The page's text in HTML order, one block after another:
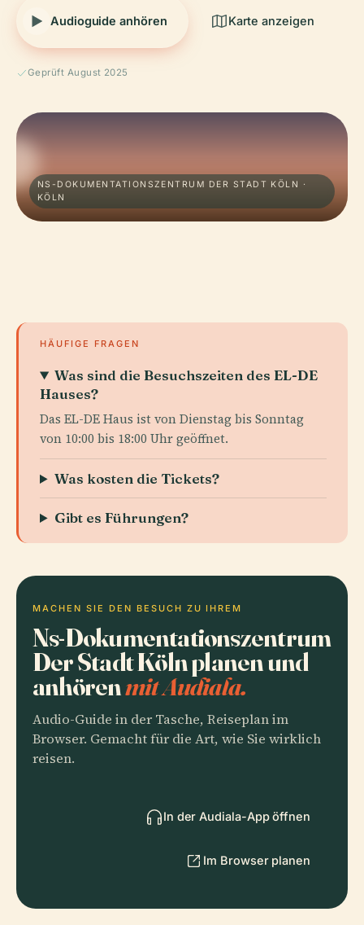
Audioguide anhören Karte anzeigen
Geprüft August 2025
NS-DOKUMENTATIONSZENTRUM DER STADT KÖLN ·
KÖLN
HÄUFIGE FRAGEN
Was sind die Besuchszeiten des EL-DE
Hauses?
Das EL-DE Haus ist von Dienstag bis Sonntag
von 10:00 bis 18:00 Uhr geöffnet.
Was kosten die Tickets?
Gibt es Führungen?
MACHEN SIE DEN BESUCH ZU IHREM
Ns-Dokumentationszentrum
Der Stadt Köln planen und
anhörenmit Audiala.
Audio-Guide in der Tasche, Reiseplan im
Browser. Gemacht für die Art, wie Sie wirklich
reisen.
In der Audiala-App öffnen
Im Browser planen